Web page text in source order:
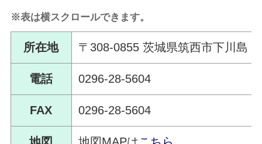
※表は横スクロールできます。
所在地 〒308-0855 茨城県筑西市下川島
電話 0296-28-5604
FAX 0296-28-5604